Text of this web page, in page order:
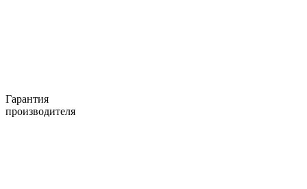
Гарантия
производителя